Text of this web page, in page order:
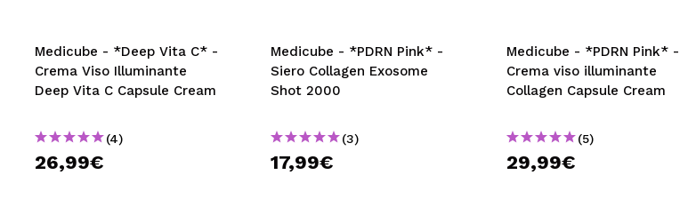
Medicube - *Deep Vita C* -
Crema Viso Illuminante
Deep Vita C Capsule Cream
(4)
26,99€
Medicube - *PDRN Pink* -
Siero Collagen Exosome
Shot 2000
(3)
17,99€
Medicube - *PDRN Pink* -
Crema viso illuminante
Collagen Capsule Cream
(5)
29,99€